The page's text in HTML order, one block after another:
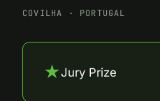
COVILHA · PORTUGAL
★Jury Prize